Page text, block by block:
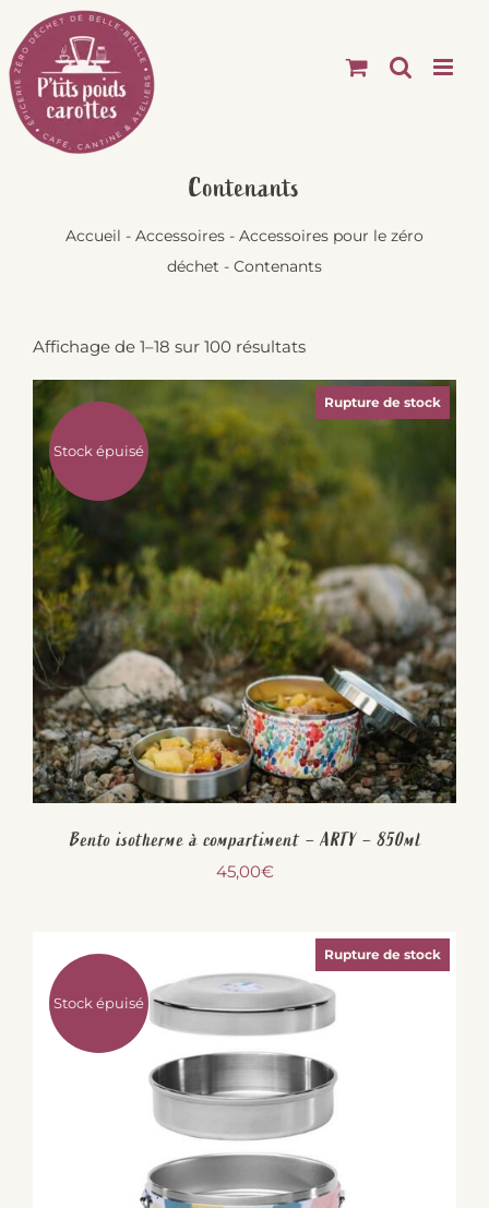
Passer
au
contenu
Contenants
Accueil - Accessoires - Accessoires pour le zéro
déchet - Contenants
Affichage de 1–18 sur 100 résultats
Stock épuisé
Rupture de stock
Bento isotherme à compartiment – ARTY – 850ml
45,00€
Stock épuisé
Rupture de stock